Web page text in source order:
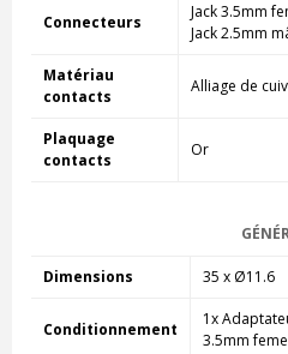
Connecteurs
Jack 3.5mm
Jack 2.5mm
Matériau
contacts
Alliage de
Plaquage
contacts
Or
Dimensions 35 x Ø11.6
Conditionnement
1x
3.5mm